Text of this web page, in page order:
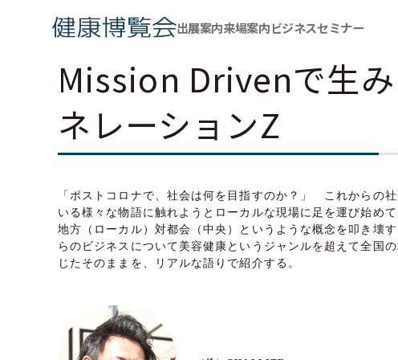
出展案内来場案内ビジネスセミナー
Mission Drivenで生
ネレーションZ
「ポストコロナで、社会は何を目指すのか？」 これからの
いる様々な物語に触れようとローカルな現場に足を運び始め
地方（ローカル）対都会（中央）というような概念を叩き壊
らのビジネスについて美容健康というジャンルを超えて全国
じたそのままを、リアルな語りで紹介する。